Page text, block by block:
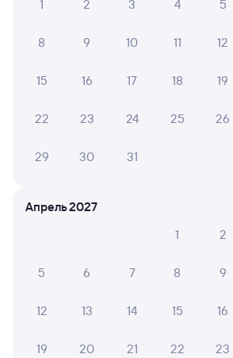
Отели Владимира
Купить билеты на поезд до
1
2 3 4 5
8 9 10 11 12
15 16 17 18 19
22 23 24 25 26
29 30 31
Апрель 2027
1
2
5 6 7 8 9
12 13 14 15 16
19 20 21 22 23